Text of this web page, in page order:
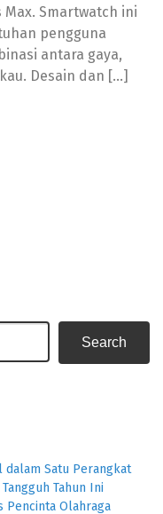
Max. Smartwatch ini
pengguna
antara gaya,
Desain dan […]
Search
dalam Satu Perangkat
Tahun Ini
Pencinta Olahraga